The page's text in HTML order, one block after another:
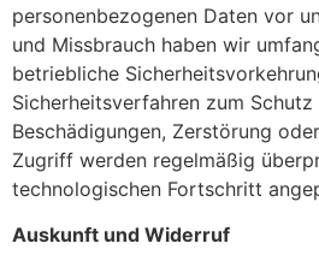
personenbezogenen Daten vor
und Missbrauch haben wir
betriebliche
Sicherheitsverfahren zum Schutz
Beschädigungen, Zerstörung
Zugriff werden regelmäßig
technologischen Fortschritt
Auskunft und Widerruf